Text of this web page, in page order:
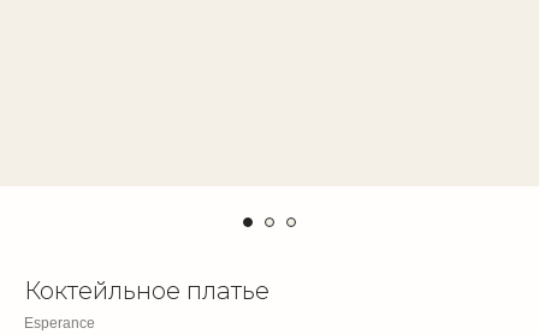
Коктейльное платье
Esperance